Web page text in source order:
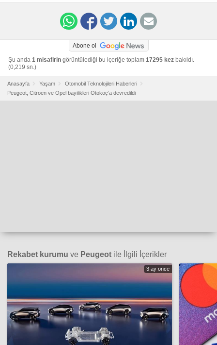
0eea-f011-93f4-0050568585c9
Abone ol
Şu anda 1 misafirin görüntülediği bu içeriğe toplam 17295 kez bakıldı.
(0,219 sn.)
Anasayfa Yaşam
Otomobil Teknolojileri Haberleri
Peugeot, Citroen ve Opel bayilikleri Otokoç’a devredildi
Rekabet kurumu ve Peugeot ile İlgili İçerikler
3 ay önce